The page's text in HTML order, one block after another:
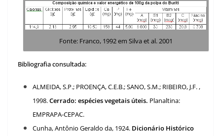
Fonte: Franco, 1992 em Silva et al. 2001
Bibliografia consultada:
ALMEIDA, S.P.; PROENÇA, C.E.B.; SANO, S.M.; RIBEIRO, J.F. ,
1998.Cerrado: espécies vegetais úteis. Planaltina:
EMPRAPA-CEPAC.
Cunha, Antônio Geraldo da, 1924. Dicionário Histórico